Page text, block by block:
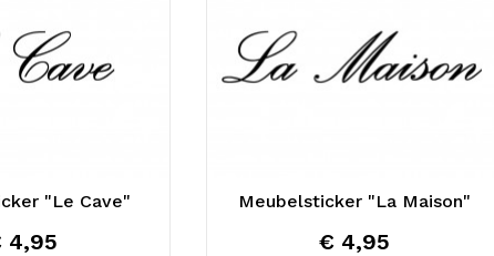
"Le Cave"
4,95
Meubelsticker "La Maison"
€ 4,95